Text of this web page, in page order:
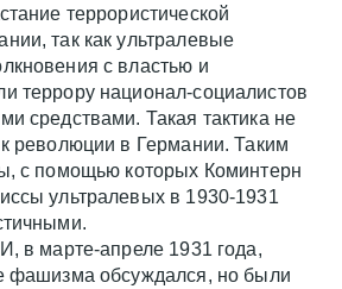
террористической
так как ультралевые
с властью и
террору национал-социалистов
средствами. Такая тактика не
революции в Германии. Таким
с помощью которых Коминтерн
ультралевых в 1930-1931
в марте-апреле 1931 года,
фашизма обсуждался, но были